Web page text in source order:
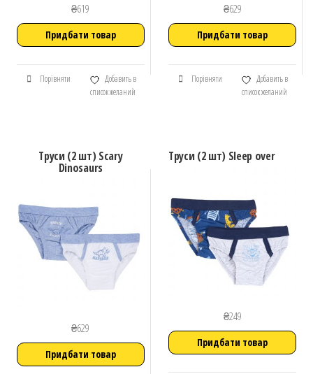
₴619
Придбати товар
Порівняти
Добавить в
список желаний
₴629
Придбати товар
Порівняти
Добавить в
список желаний
Труси (2 шт) Scary
Dinosaurs
₴629
Придбати товар
Труси (2 шт) Sleep over
₴249
Придбати товар